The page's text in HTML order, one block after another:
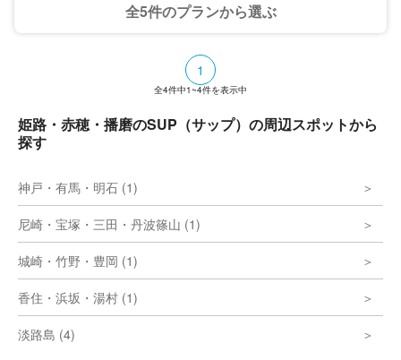
全5件のプランから選ぶ
1
全4件中1~4件を表示中
姫路・赤穂・播磨のSUP（サップ）の周辺スポットから
探す
神戸・有馬・明石 (1)
尼崎・宝塚・三田・丹波篠山 (1)
城崎・竹野・豊岡 (1)
香住・浜坂・湯村 (1)
淡路島 (4)